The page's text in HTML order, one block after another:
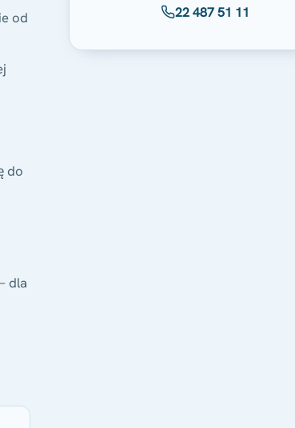
od
do
dla
22 487 51 11